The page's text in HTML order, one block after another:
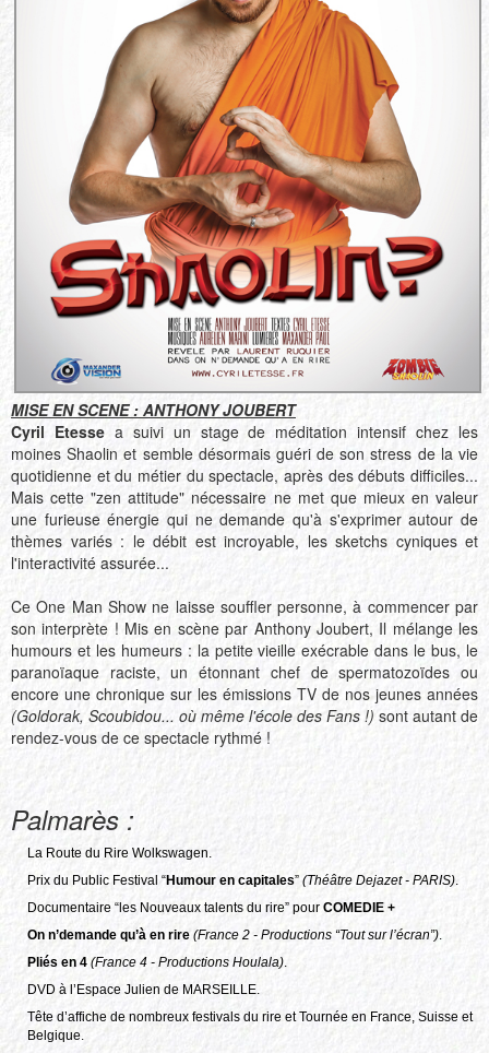
MISE EN SCENE : ANTHONY JOUBERT
Cyril Etessea suivi un stage de méditation intensif chez les
moines Shaolin et semble désormais guéri de son stress de la vie
quotidienne et du métier du spectacle, après des débuts difficiles...
Mais cette "zen attitude" nécessaire ne met que mieux en valeur
une furieuse énergie qui ne demande qu'à s'exprimer autour de
thèmes variés : le débit est incroyable, les sketchs cyniques et
l'interactivité assurée...
Ce One Man Show ne laisse souffler personne, à commencer par
son interprète ! Mis en scène par Anthony Joubert, Il mélange les
humours et les humeurs : la petite vieille exécrable dans le bus, le
paranoïaque raciste, un étonnant chef de spermatozoïdes ou
encore une chronique sur les émissions TV de nos jeunes années
(Goldorak, Scoubidou... où même l'école des Fans !) sont autant de
rendez-vous de ce spectacle rythmé !
Palmarès :
La Route du Rire Wolkswagen.
Prix du Public Festival “Humour en capitales” (Théâtre Dejazet - PARIS)
Documentaire “les Nouveaux talents du rire” pour COMEDIE +
On n’demande qu’à en rire (France 2 - Productions “Tout sur l’écran”)
Pliés en 4 (France 4 - Productions Houlala)
DVD à l’Espace Julien de MARSEILLE.
Tête d’affiche de nombreux festivals du rire et Tournée en France, Suisse et
Belgique.